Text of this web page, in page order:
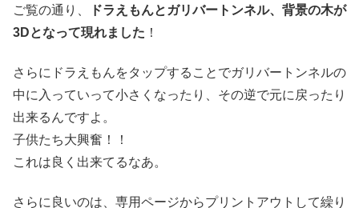
ご覧の通り、
ドラえもんとガリバートンネル、背景の木が
3Dとなって現れました ！
さらにドラえもんをタップすることでガリバートンネルの
中に入っていって小さくなったり、その逆で元に戻ったり
出来るんですよ。
子供たち大興奮！！
これは良く出来てるなあ。
さらに良いのは、専用ページからプリントアウトして繰り